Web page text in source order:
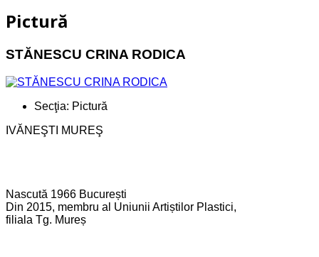
Pictură
STĂNESCU CRINA RODICA
Secţia: Pictură
IVĂNEŞTI MUREŞ
Nascută 1966 București
Din 2015, membru al Uniunii Artiștilor Plastici,
filiala Tg. Mureș